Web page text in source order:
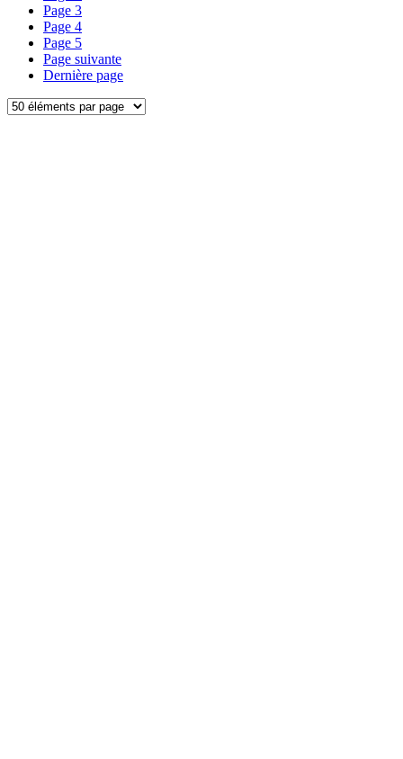
Page 3
Page 4
Page 5
Page suivante
Dernière page